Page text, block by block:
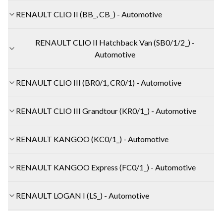
RENAULT CLIO II (BB_, CB_) - Automotive
RENAULT CLIO II Hatchback Van (SB0/1/2_) -
Automotive
RENAULT CLIO III (BR0/1, CR0/1) - Automotive
RENAULT CLIO III Grandtour (KR0/1_) - Automotive
RENAULT KANGOO (KC0/1_) - Automotive
RENAULT KANGOO Express (FC0/1_) - Automotive
RENAULT LOGAN I (LS_) - Automotive